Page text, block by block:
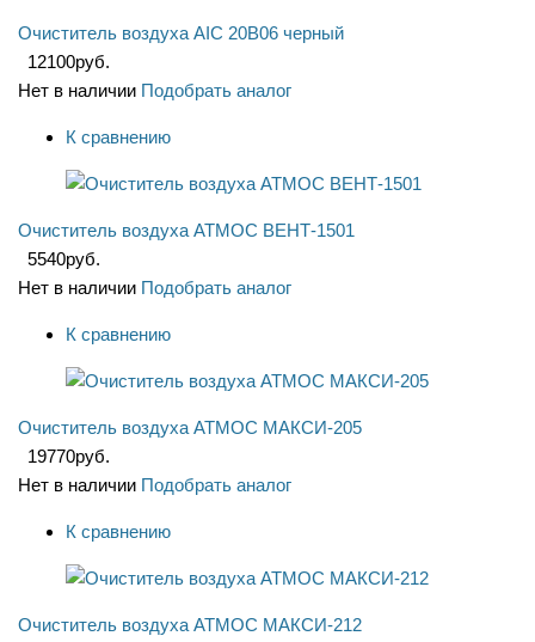
Очиститель воздуха AIC 20B06 черный
12100руб.
Нет в наличии Подобрать аналог
К сравнению
Очиститель воздуха АТМОС ВЕНТ-1501
5540руб.
Нет в наличии Подобрать аналог
К сравнению
Очиститель воздуха АТМОС МАКСИ-205
19770руб.
Нет в наличии Подобрать аналог
К сравнению
Очиститель воздуха АТМОС МАКСИ-212